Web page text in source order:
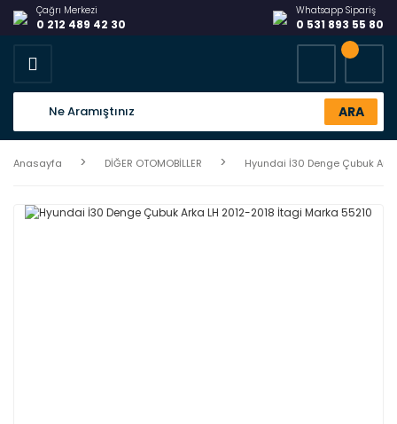
Çağrı Merkezi
0 212 489 42 30
Whatsapp Sipariş
0 531 893 55 80
ARA
Anasayfa DİĞER OTOMOBİLLER Hyundai İ30 Denge Çubuk